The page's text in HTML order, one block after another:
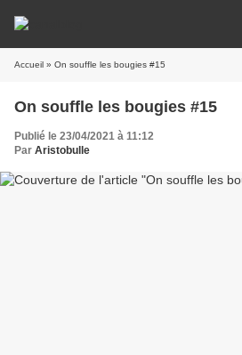
Accueil » On souffle les bougies #15
On souffle les bougies #15
Publié le 23/04/2021 à 11:12
Par Aristobulle